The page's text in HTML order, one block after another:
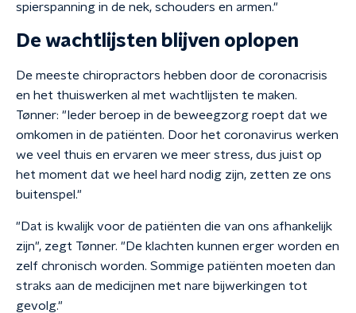
spierspanning in de nek, schouders en armen."
De wachtlijsten blijven oplopen
De meeste chiropractors hebben door de coronacrisis
en het thuiswerken al met wachtlijsten te maken.
Tønner: "Ieder beroep in de beweegzorg roept dat we
omkomen in de patiënten. Door het coronavirus werken
we veel thuis en ervaren we meer stress, dus juist op
het moment dat we heel hard nodig zijn, zetten ze ons
buitenspel."
"Dat is kwalijk voor de patiënten die van ons afhankelijk
zijn", zegt Tønner. "De klachten kunnen erger worden en
zelf chronisch worden. Sommige patiënten moeten dan
straks aan de medicijnen met nare bijwerkingen tot
gevolg."